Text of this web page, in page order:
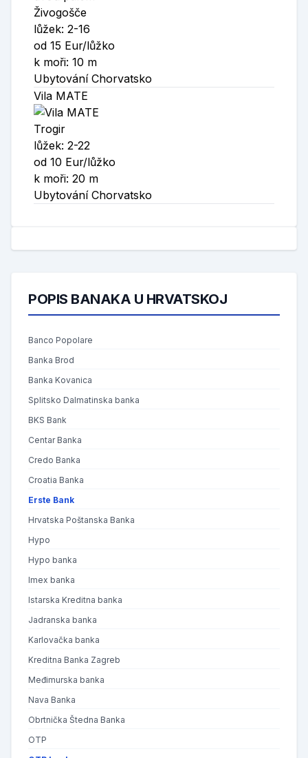
Živogošče
lůžek: 2-16
od 15 Eur/lůžko
k moři: 10 m
Ubytování Chorvatsko
Vila MATE
Trogir
lůžek: 2-22
od 10 Eur/lůžko
k moři: 20 m
Ubytování Chorvatsko
POPIS BANAKA U HRVATSKOJ
Banco Popolare
Banka Brod
Banka Kovanica
Splitsko Dalmatinska banka
BKS Bank
Centar Banka
Credo Banka
Croatia Banka
Erste Bank
Hrvatska Poštanska Banka
Hypo
Hypo banka
Imex banka
Istarska Kreditna banka
Jadranska banka
Karlovačka banka
Kreditna Banka Zagreb
Međimurska banka
Nava Banka
Obrtnička Štedna Banka
OTP